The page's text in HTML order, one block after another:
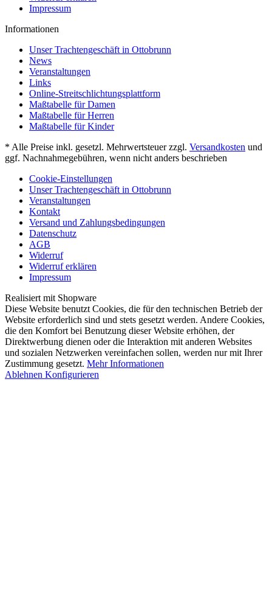
Impressum
Informationen
Unser Trachtengeschäft in Ottobrunn
News
Veranstaltungen
Links
Online-Streitschlichtungsplattform
Maßtabelle für Damen
Maßtabelle für Herren
Maßtabelle für Kinder
* Alle Preise inkl. gesetzl. Mehrwertsteuer zzgl. Versandkosten und
ggf. Nachnahmegebühren, wenn nicht anders beschrieben
Cookie-Einstellungen
Unser Trachtengeschäft in Ottobrunn
Veranstaltungen
Kontakt
Versand und Zahlungsbedingungen
Datenschutz
AGB
Widerruf
Widerruf erklären
Impressum
Realisiert mit Shopware
Diese Website benutzt Cookies, die für den technischen Betrieb der
Website erforderlich sind und stets gesetzt werden. Andere Cookies,
die den Komfort bei Benutzung dieser Website erhöhen, der
Direktwerbung dienen oder die Interaktion mit anderen Websites
und sozialen Netzwerken vereinfachen sollen, werden nur mit Ihrer
Zustimmung gesetzt. Mehr Informationen
Ablehnen Konfigurieren